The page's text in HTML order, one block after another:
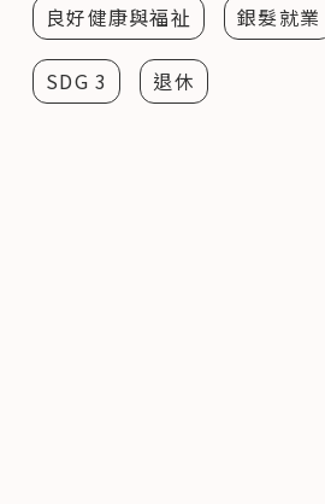
良好健康與福祉 銀髮就業
SDG 3 退休